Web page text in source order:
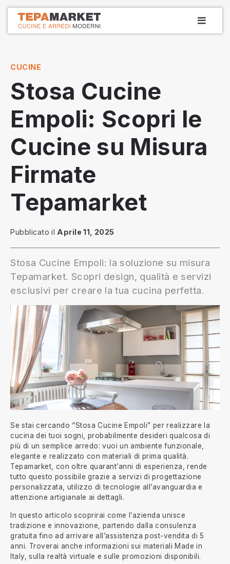
contenuto
Tepamarket
Cucine e arredamenti dal 1979
CUCINE
Stosa Cucine
Empoli: Scopri le
Cucine su Misura
Firmate
Tepamarket
Pubblicato il Aprile 11, 2025
Stosa Cucine Empoli: la soluzione su misura
Tepamarket. Scopri design, qualità e servizi
esclusivi per creare la tua cucina perfetta.
Se stai cercando “Stosa Cucine Empoli” per realizzare la
cucina dei tuoi sogni, probabilmente desideri qualcosa di
più di un semplice arredo: vuoi un ambiente funzionale,
elegante e realizzato con materiali di prima qualità.
Tepamarket, con oltre quarant’anni di esperienza, rende
tutto questo possibile grazie a servizi di progettazione
personalizzata, utilizzo di tecnologie all’avanguardia e
attenzione artigianale ai dettagli.
In questo articolo scoprirai come l’azienda unisce
tradizione e innovazione, partendo dalla consulenza
gratuita fino ad arrivare all’assistenza post-vendita di 5
anni. Troverai anche informazioni sui materiali Made in
Italy, sulla realtà virtuale e sulle promozioni disponibili.